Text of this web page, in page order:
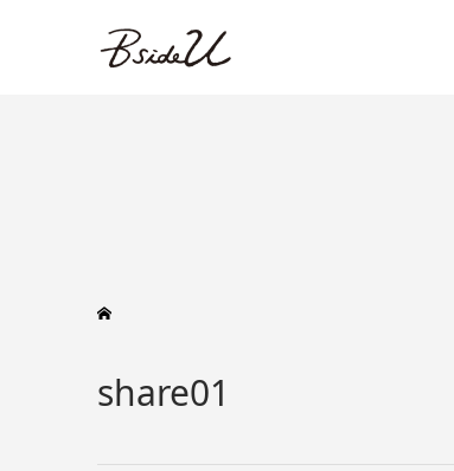
share01